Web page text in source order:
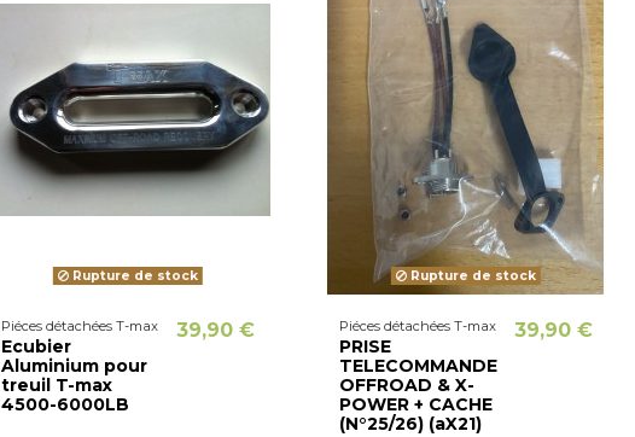
Rupture de stock
Piéces détachées T-max
Ecubier
Aluminium pour
treuil T-max
4500-6000LB
39,90 €
Rupture de stock
Piéces détachées T-max
PRISE
TELECOMMANDE
OFFROAD & X-
POWER + CACHE
(N°25/26) (aX21)
39,90 €